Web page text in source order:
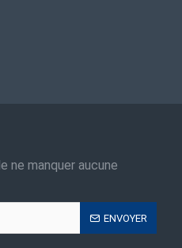
ne manquer aucune
ENVOYER